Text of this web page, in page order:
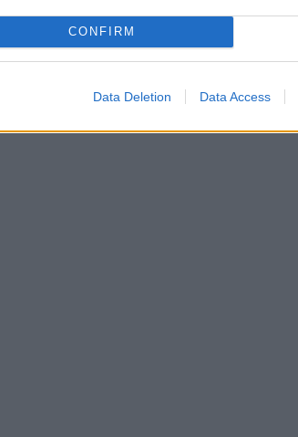
CONFIRM
Data Deletion Data Access